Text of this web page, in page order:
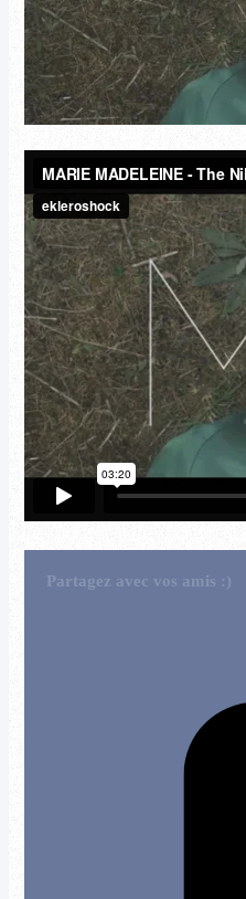
Partagez avec vos amis :)